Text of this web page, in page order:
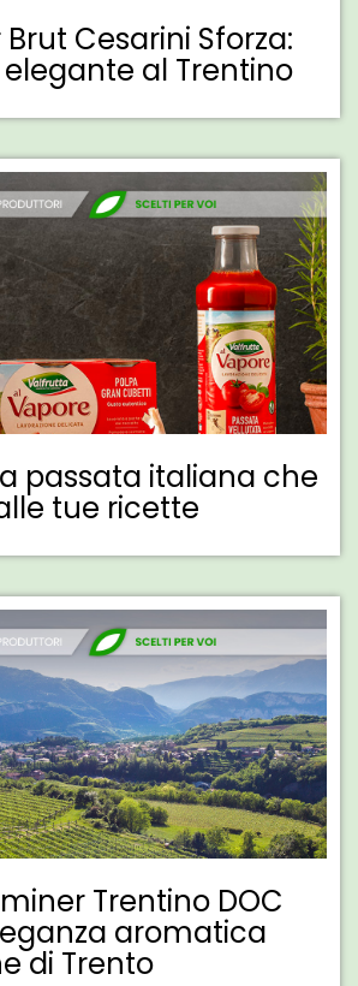
Brut Cesarini Sforza:
al Trentino
passata italiana che
tue ricette
Trentino DOC
aromatica
di Trento